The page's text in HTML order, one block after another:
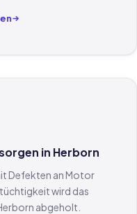
in Herborn
Defekten an Motor
wird das
abgeholt.